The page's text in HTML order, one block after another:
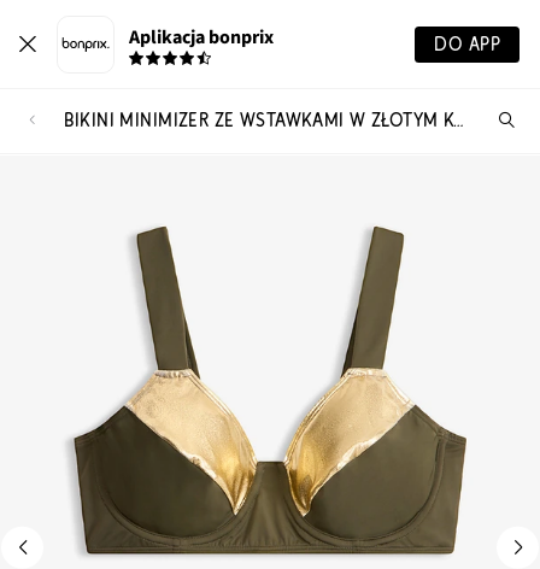
Aplikacja bonprix DO APP
BIKINI MINIMIZER ZE WSTAWKAMI W ZŁOTYM KOLORZE (KOMPLET 2-CZ.)